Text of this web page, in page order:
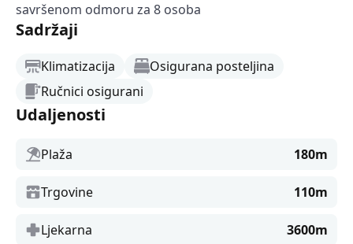
savršenom odmoru za 8 osoba
Sadržaji
Klimatizacija
Osigurana posteljina
Ručnici osigurani
Udaljenosti
Plaža 180m
Trgovine 110m
Ljekarna 3600m